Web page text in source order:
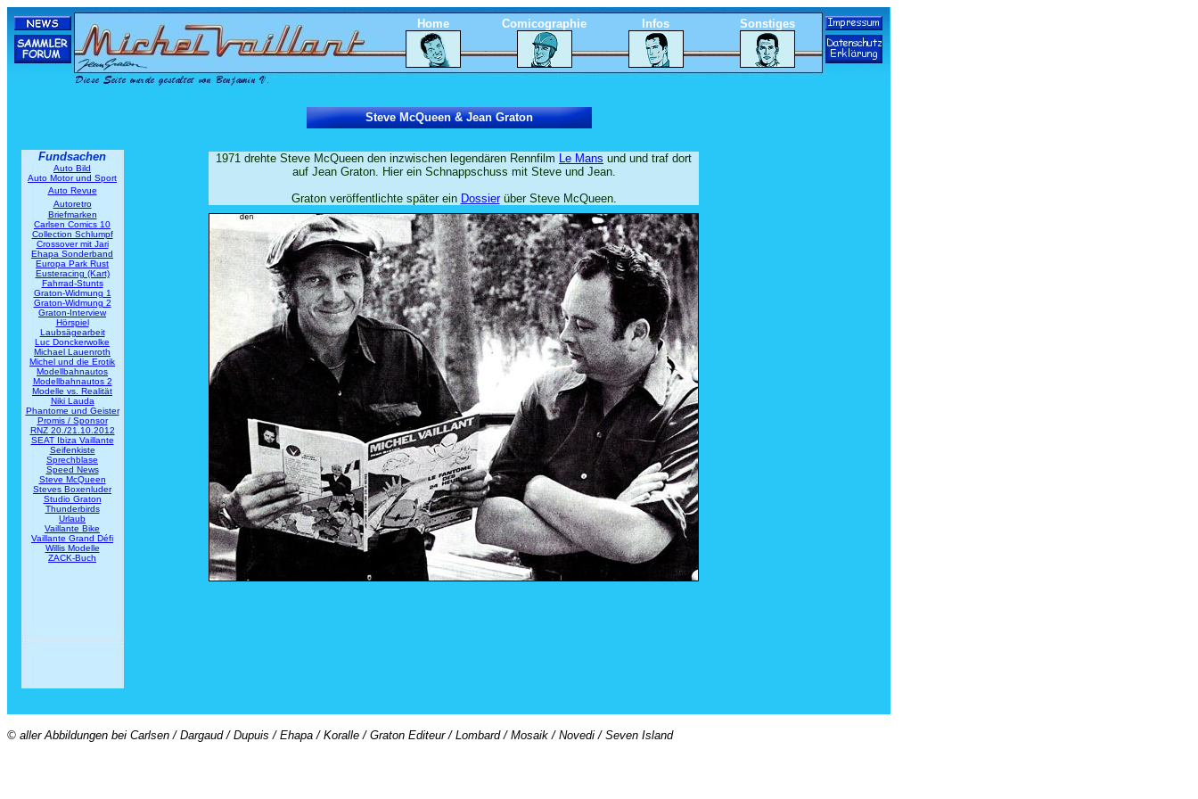
Home Comicographie Infos Sonstiges
Steve McQueen & Jean Graton
Fundsachen
Auto Bild
Auto Motor und Sport
Auto Revue
Autoretro
Briefmarken
Carlsen Comics 10
Collection Schlumpf
Crossover mit Jari
Ehapa Sonderband
Europa Park Rust
Eusteracing (Kart)
Fahrrad-Stunts
Graton-Widmung 1
Graton-Widmung 2
Graton-Interview
Hörspiel
Laubsägearbeit
Luc Donckerwolke
Michael Lauenroth
Michel und die Erotik
Modellbahnautos
Modellbahnautos 2
Modelle vs. Realität
Niki Lauda
Phantome und Geister
Promis / Sponsor
RNZ 20./21.10.2012
SEAT Ibiza Vaillante
Seifenkiste
Sprechblase
Speed News
Steve McQueen
Steves Boxenluder
Studio Graton
Thunderbirds
Urlaub
Vaillante Bike
Vaillante Grand Défi
Willis Modelle
ZACK-Buch
1971 drehte Steve McQueen den inzwischen legendären Rennfilm Le Mans und und traf dort
auf Jean Graton. Hier ein Schnappschuss mit Steve und Jean.
Graton veröffentlichte später ein Dossierüber Steve McQueen.
© aller Abbildungen bei Carlsen / Dargaud / Dupuis / Ehapa / Koralle / Graton Editeur / Lombard / Mosaik / Novedi / Seven Island